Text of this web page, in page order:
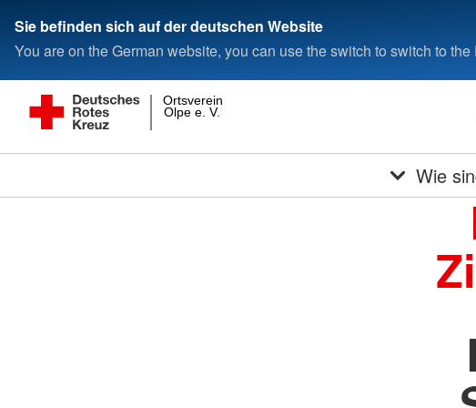
Sie befinden sich auf der deutschen Website
You are on the German website, you can use the switch to switch to
Olpe e. V.
Ortsverein
Wie